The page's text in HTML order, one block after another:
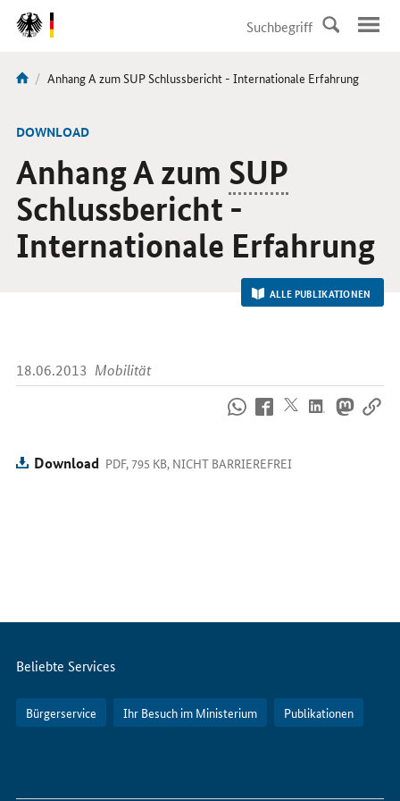
DirektZu:
Navigation
Sie
hier:
Aktuelle
Anhang A zum SUP Schlussbericht - Internationale Erfahrung
DOWNLOAD
Anhang A zum SUP
Schlussbericht -
Internationale Erfahrung
ALLE PUBLIKATIONEN
18.06.2013 Mobilität
uns
im
Download PDF, 795 KB, NICHT BARRIEREFREI
Servicemenü
Beliebte Services
Bürgerservice Ihr Besuch im Ministerium Publikationen